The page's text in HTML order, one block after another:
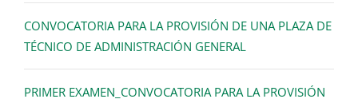
CONVOCATORIA PARA LA PROVISIÓN DE UNA PLAZA DE
TÉCNICO DE ADMINISTRACIÓN GENERAL
PRIMER EXAMEN_CONVOCATORIA PARA LA PROVISIÓN